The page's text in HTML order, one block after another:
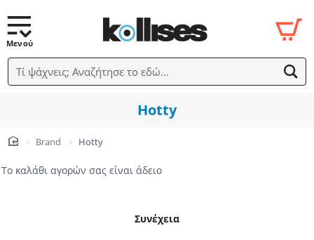
Τί ψάχνεις; Αναζήτησε το εδώ...
Hotty
Brand Hotty
Το καλάθι αγορών σας είναι άδειο
Συνέχεια